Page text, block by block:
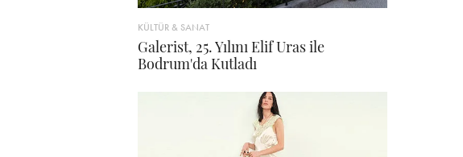
KÜLTÜR & SANAT
Galerist, 25. Yılını Elif Uras ile
Bodrum'da Kutladı